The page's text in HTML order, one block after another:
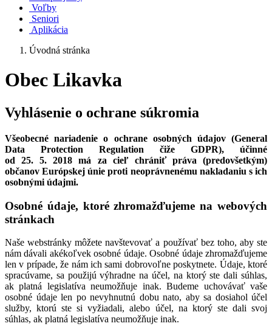
Voľby
Seniori
Aplikácia
Úvodná stránka
Obec Likavka
Vyhlásenie o ochrane súkromia
Všeobecné nariadenie o ochrane osobných údajov (General
Data Protection Regulation čiže GDPR), účinné
od 25. 5. 2018 má za cieľ chrániť práva (predovšetkým)
občanov Európskej únie proti neoprávnenému nakladaniu s ich
osobnými údajmi.
Osobné údaje, ktoré zhromažďujeme na webových
stránkach
Naše webstránky môžete navštevovať a používať bez toho, aby ste
nám dávali akékoľvek osobné údaje. Osobné údaje zhromažďujeme
len v prípade, že nám ich sami dobrovoľne poskytnete. Údaje, ktoré
spracúvame, sa použijú výhradne na účel, na ktorý ste dali súhlas,
ak platná legislatíva neumožňuje inak. Budeme uchovávať vaše
osobné údaje len po nevyhnutnú dobu nato, aby sa dosiahol účel
služby, ktorú ste si vyžiadali, alebo účel, na ktorý ste dali svoj
súhlas, ak platná legislatíva neumožňuje inak.